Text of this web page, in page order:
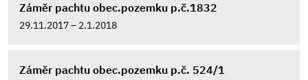
Záměr pachtu obec.pozemku p.č.1832
29.11.2017 – 2.1.2018
Záměr pachtu obec.pozemku p.č. 524/1